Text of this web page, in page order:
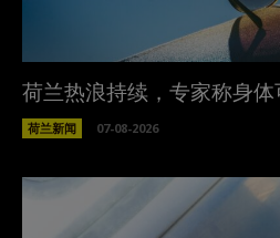
荷兰热浪持续，专家称身体
荷兰新闻 07-08-2026